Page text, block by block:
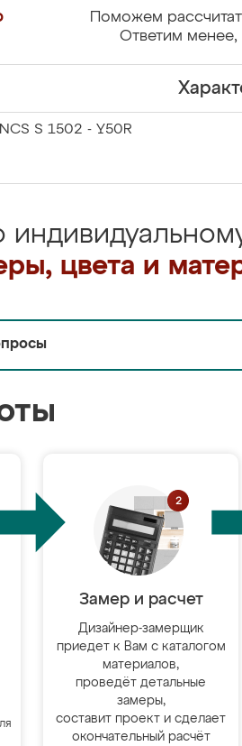
Поможем
Ответим менее,
S 1502 - Y50R
цвета и
Замер и расчет
Дизайнер-замерщик
приедет к Вам с каталогом
материалов,
проведёт детальные
замеры,
составит проект и сделает
окончательный расчёт